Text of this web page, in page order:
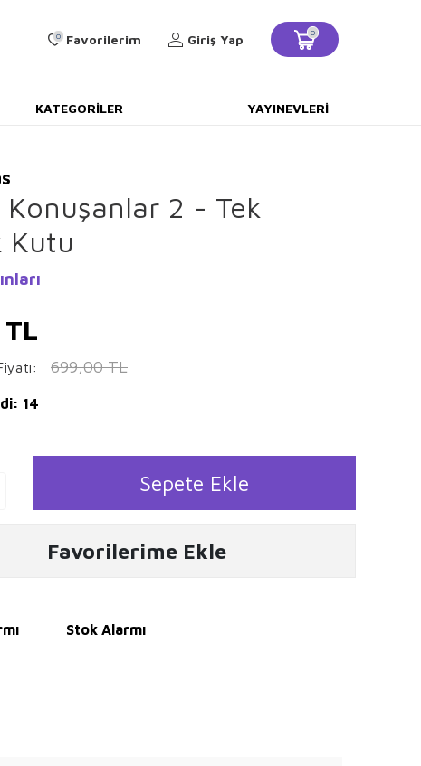
0 Favorilerim Giriş Yap 0
KATEGORILER YAYINEVLERI
Konuşanlar 2 - Tek
Kutu
TL
699,00TL
14
Sepete Ekle
Favorilerime Ekle
Stok Alarmı